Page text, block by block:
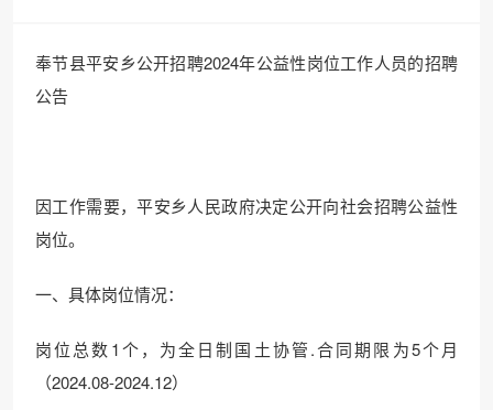
奉节县平安乡公开招聘2024年公益性岗位工作人员的招聘
公告
因工作需要，平安乡人民政府决定公开向社会招聘公益性
岗位。
一、具体岗位情况：
岗位总数1个，为全日制国土协管.合同期限为5个月
（2024.08-2024.12）